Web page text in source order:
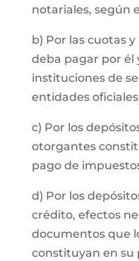
notariales, según
b) Por las cuotas
deba pagar por él
instituciones de
entidades
c) Por los
otorgantes
pago de
d) Por los
crédito, efectos
documentos que
constituyan en su